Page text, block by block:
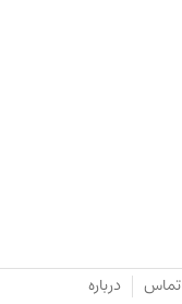
تماس درباره